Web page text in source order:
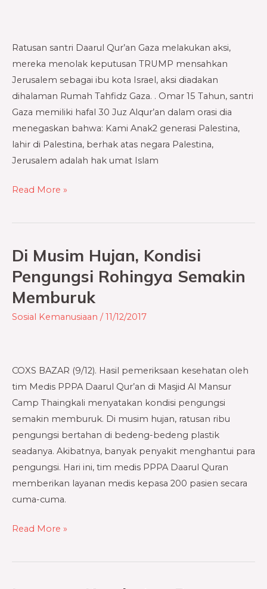
Ratusan santri Daarul Qur’an Gaza melakukan aksi,
mereka menolak keputusan TRUMP mensahkan
Jerusalem sebagai ibu kota Israel, aksi diadakan
dihalaman Rumah Tahfidz Gaza. . Omar 15 Tahun, santri
Gaza memiliki hafal 30 Juz Alqur’an dalam orasi dia
menegaskan bahwa: Kami Anak2 generasi Palestina,
lahir di Palestina, berhak atas negara Palestina,
Jerusalem adalah hak umat Islam
Gaza
Hafalan
tetap
nambah.
Read More »
Di Musim Hujan, Kondisi
Pengungsi Rohingya Semakin
Memburuk
Sosial Kemanusiaan /11/12/2017
COXS BAZAR (9/12). Hasil pemeriksaan kesehatan oleh
tim Medis PPPA Daarul Qur’an di Masjid Al Mansur
Camp Thaingkali menyatakan kondisi pengungsi
semakin memburuk. Di musim hujan, ratusan ribu
pengungsi bertahan di bedeng-bedeng plastik
seadanya. Akibatnya, banyak penyakit menghantui para
pengungsi. Hari ini, tim medis PPPA Daarul Quran
memberikan layanan medis kepasa 200 pasien secara
cuma-cuma.
Di
Hujan,
Kondisi
Pengungsi
Memburuk
Read More »